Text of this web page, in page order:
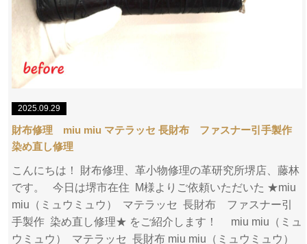
2025.09.29
財布修理 miu miu マテラッセ 長財布 ファスナー引手製作
染め直し修理
こんにちは！ 財布修理、革小物修理の革研究所堺店、藤林
です。 今日は堺市在住 M様よりご依頼いただいた ★miu
miu（ミュウミュウ） マテラッセ 長財布 ファスナー引
手製作 染め直し修理★ をご紹介します！ miu miu（ミュ
ウミュウ） マテラッセ 長財布 miu miu（ミュウミュウ）